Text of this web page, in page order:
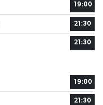
19:00
21:30
21:30
19:00
21:30